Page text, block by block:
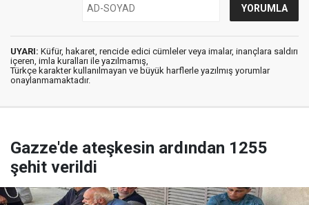
UYARI: Küfür, hakaret, rencide edici cümleler veya imalar, inançlara saldırı
içeren, imla kuralları ile yazılmamış,
Türkçe karakter kullanılmayan ve büyük harflerle yazılmış yorumlar
onaylanmamaktadır.
Gazze'de ateşkesin ardından 1255
şehit verildi